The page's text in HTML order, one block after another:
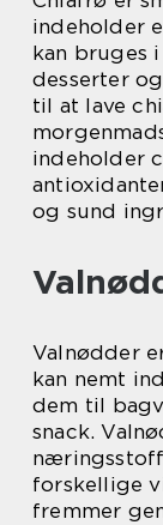
indeholder
kan bruges
desserter
til at lave
indeholder
og sund
Valnødder
kan nemt
dem til
snack.
forskellige
fremmer